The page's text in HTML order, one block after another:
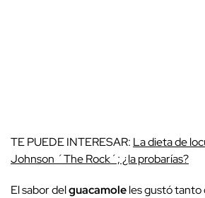
TE PUEDE INTERESAR: La dieta de
Johnson ´The Rock´; ¿la probarías?
El sabor delguacamoleles gustó tanto